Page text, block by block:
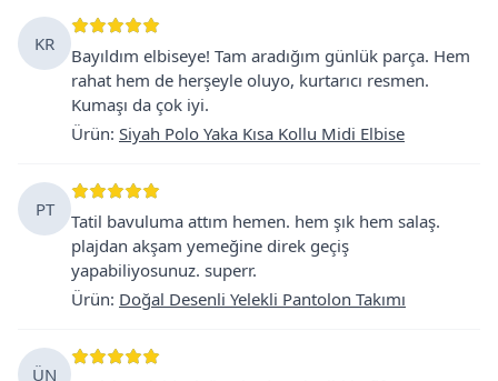
KR
Bayıldım elbiseye! Tam aradığım günlük parça. Hem
rahat hem de herşeyle oluyo, kurtarıcı resmen.
Kumaşı da çok iyi.
Ürün: Siyah Polo Yaka Kısa Kollu Midi Elbise
PT
Tatil bavuluma attım hemen. hem şık hem salaş.
plajdan akşam yemeğine direk geçiş
yapabiliyosunuz. superr.
Ürün: Doğal Desenli Yelekli Pantolon Takımı
ÜN